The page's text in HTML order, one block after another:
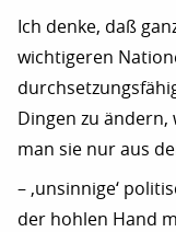
Ich denke, daß
wichtigeren
Dingen zu
man sie nur aus
– ‚unsinnige‘
der hohlen Hand